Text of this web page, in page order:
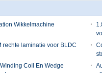
Wikkelmachine
rechte laminatie voor BLDC
Coil En Wedge